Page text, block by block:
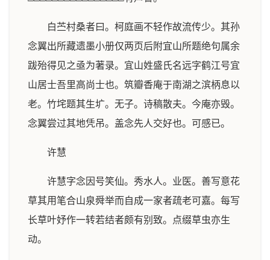
白苎村桑者曰。柯庭画不轻作故流传少。其孙
念翼出所藏遗墨小册仅两页后附宜山所题绝句属余
跋殆得见之亟为著录。宜山姓盛氏名远字鹤江号宜
山居士吾里高尚士也。筑瓣香庵于南湖之滨柄息以
老。竹垞题其生圹。无子。诗稿散夫。今庵亦毁。
念翼尝过其地凭吊。盖念先人交好也。可感已。
许慧
许慧字念因号笑仙。秀水人。业医。善写意花
草其用笔合山泉舜举而自成一家者疏老可嘉。每写
长草叶妤作一转若结者颇有别致。点缀草虫亦生
动。